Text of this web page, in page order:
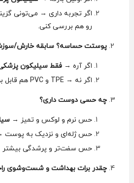
رو هم بررسی کنی.
پوستت حساسه؟ سابقه خارش/
اگر آره → فقط سیلیکون
اگر نه → TPE و PVC هم قابل بررسی‌ان.
چه حسی دوست داری؟
حس نرم و لوکس و تمیز →
حس ژله‌ای و نزدیک به پوست
حس سفت‌تر و پرشدگی
چقدر برات بهداشت و شست‌وشوی